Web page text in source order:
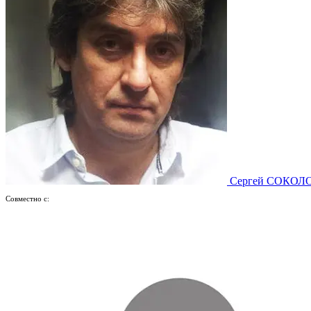
Сергей
Совместно с: